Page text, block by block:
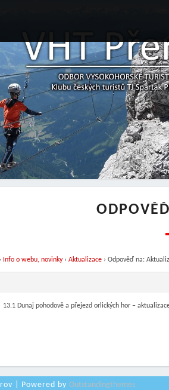
› Info o webu, novinky › Aktualizace › Odpověď na:
13.1 Dunaj pohodově a přejezd orlických hor –
| Powered by Outstandingthemes